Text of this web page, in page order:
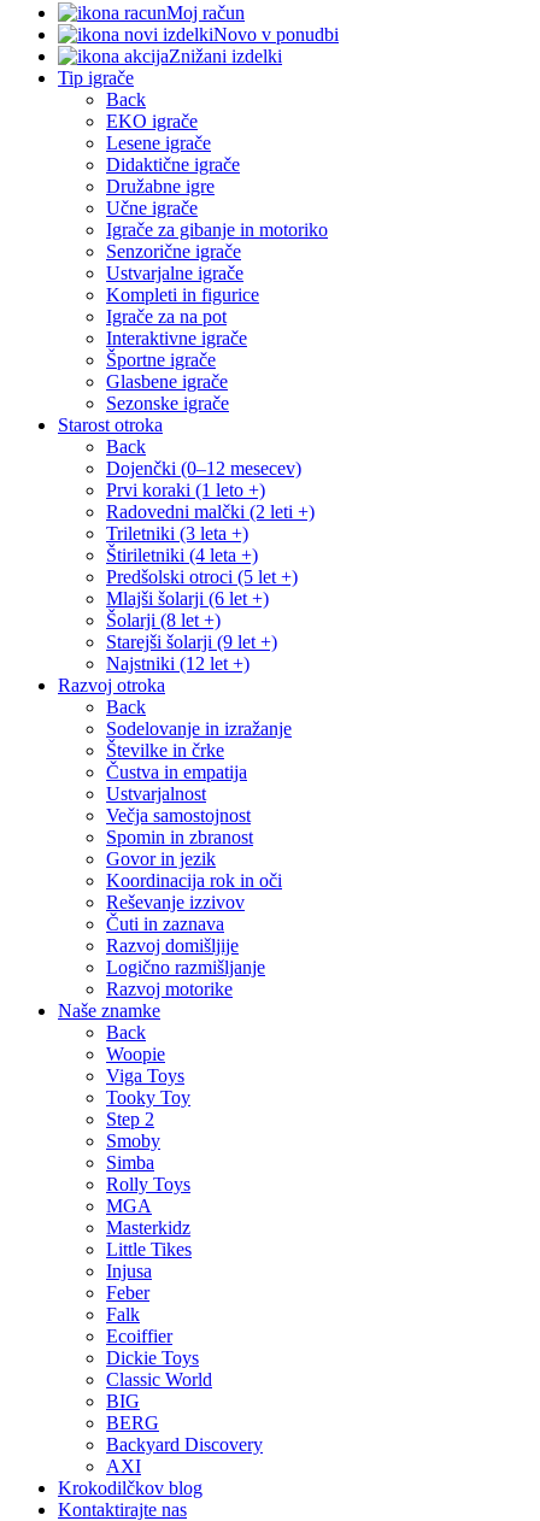
Moj račun
Novo v ponudbi
Znižani izdelki
Tip igrače
Back
EKO igrače
Lesene igrače
Didaktične igrače
Družabne igre
Učne igrače
Igrače za gibanje in motoriko
Senzorične igrače
Ustvarjalne igrače
Kompleti in figurice
Igrače za na pot
Interaktivne igrače
Športne igrače
Glasbene igrače
Sezonske igrače
Starost otroka
Back
Dojenčki (0–12 mesecev)
Prvi koraki (1 leto +)
Radovedni malčki (2 leti +)
Triletniki (3 leta +)
Štiriletniki (4 leta +)
Predšolski otroci (5 let +)
Mlajši šolarji (6 let +)
Šolarji (8 let +)
Starejši šolarji (9 let +)
Najstniki (12 let +)
Razvoj otroka
Back
Sodelovanje in izražanje
Številke in črke
Čustva in empatija
Ustvarjalnost
Večja samostojnost
Spomin in zbranost
Govor in jezik
Koordinacija rok in oči
Reševanje izzivov
Čuti in zaznava
Razvoj domišljije
Logično razmišljanje
Razvoj motorike
Naše znamke
Back
Woopie
Viga Toys
Tooky Toy
Step 2
Smoby
Simba
Rolly Toys
MGA
Masterkidz
Little Tikes
Injusa
Feber
Falk
Ecoiffier
Dickie Toys
Classic World
BIG
BERG
Backyard Discovery
AXI
Krokodilčkov blog
Kontaktirajte nas